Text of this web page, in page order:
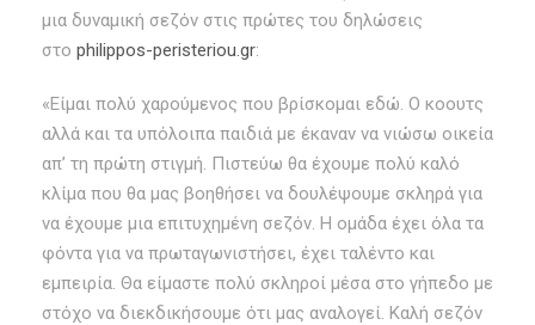
μια δυναμική σεζόν στις πρώτες του δηλώσεις
στο philippos-peristeriou.gr:
«Είμαι πολύ χαρούμενος που βρίσκομαι εδώ. Ο κοουτς
αλλά και τα υπόλοιπα παιδιά με έκαναν να νιώσω οικεία
απ’ τη πρώτη στιγμή. Πιστεύω θα έχουμε πολύ καλό
κλίμα που θα μας βοηθήσει να δουλέψουμε σκληρά για
να έχουμε μια επιτυχημένη σεζόν. Η ομάδα έχει όλα τα
φόντα για να πρωταγωνιστήσει, έχει ταλέντο και
εμπειρία. Θα είμαστε πολύ σκληροί μέσα στο γήπεδο με
στόχο να διεκδικήσουμε ότι μας αναλογεί. Καλή σεζόν